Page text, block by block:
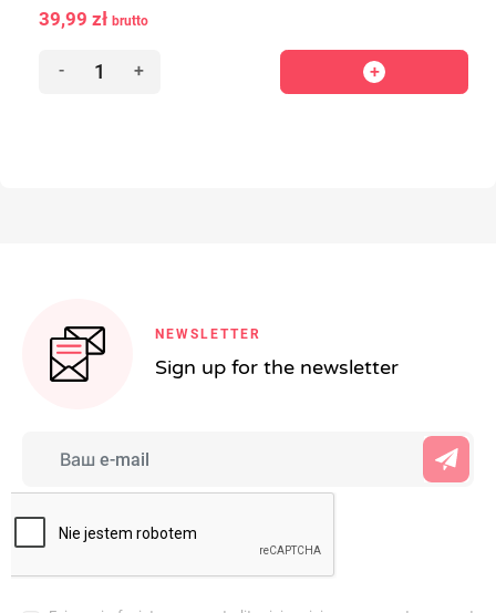
39,99 zł brutto
- +
NEWSLETTER
Sign up for the newsletter